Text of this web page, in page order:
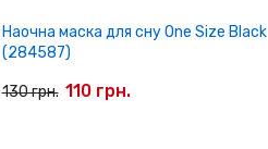
Наочна маска для сну One Size Black
(284587)
130 грн. 110 грн.